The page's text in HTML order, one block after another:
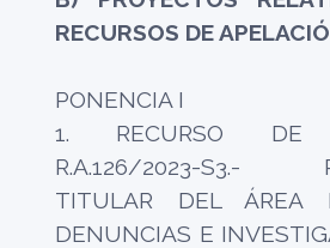
RECURSOS DE
PONENCIA I
1. RECURSO DE
R.A.126/2023-S3.-
TITULAR DEL ÁREA
DENUNCIAS E